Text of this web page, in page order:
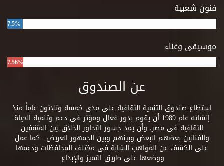
فنون شعبية
7.5%
موسيقى وغناء
7.56%
عن الصندوق
استطاع صندوق التنمية الثقافية على مدى خمسة وثلاثون عاماً منذ
إنشائه عام 1989 أن يقوم بدور فعال ومؤثر فى دعم وتنمية الحياة
الثقافية فى مصر، وأن يمد جسور التحاور الخلاق بين المثقفين
والفنانين بعضهم البعض وبينهم وبين الجمهور العريض ..كما عمل
على الكشف عن المواهب الشابة فى مختلف المحافظات ودعمها
ووضعها على طريق التميز والإبداع.